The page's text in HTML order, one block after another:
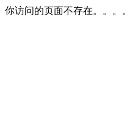
你访问的页面不存在。。。。